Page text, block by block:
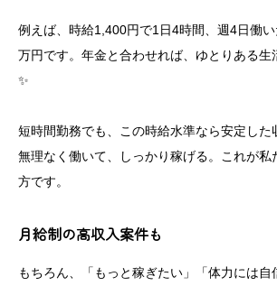
例えば、時給1,400円で1日4時間、週4日働
万円です。年金と合わせれば、ゆとりある生
✨
短時間勤務でも、この時給水準なら安定した
無理なく働いて、しっかり稼げる。これが私
方です。
月給制の高収入案件も
もちろん、「もっと稼ぎたい」「体力には自